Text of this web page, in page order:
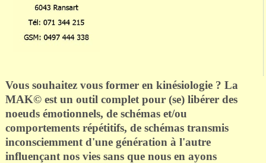
Vous souhaitez vous former en kinésiologie ?La
MAK© estun outil complet pour (se) libérer des
noeuds émotionnels, de schémas et/ou
comportements répétitifs, de schémas transmis
inconsciemment d'une génération à l'autre
influençant nos vies sans que nous en ayons